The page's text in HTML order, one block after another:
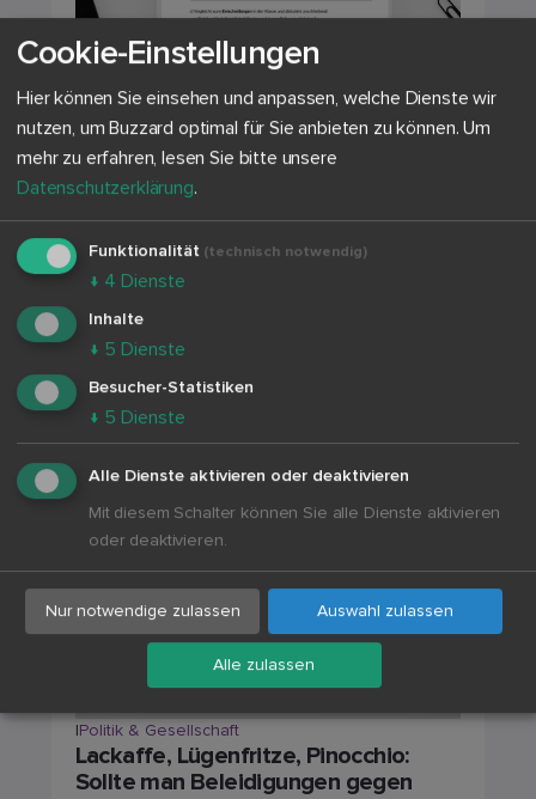
|Politik & Gesellschaft|Deutsch
Bundesjugendspiele: Wettkampf für
alle?
Sekundarstufe I
Klassen 8-10
Mehr erfahren
|Politik & Gesellschaft
Lackaffe, Lügenfritze, Pinocchio:
Sollte man Beleidigungen gegen
Cookie-Einstellungen
Hier können Sie einsehen und anpassen, welche Dienste wir
nutzen, um Buzzard optimal für Sie anbieten zu können. Um
mehr zu erfahren, lesen Sie bitte unsere
Datenschutzerklärung.
Funktionalität (technisch notwendig)
↓ 4 Dienste
Inhalte
↓ 5 Dienste
Besucher-Statistiken
↓ 5 Dienste
Alle Dienste aktivieren oder deaktivieren
Mit diesem Schalter können Sie alle Dienste aktivieren
oder deaktivieren.
Nur notwendige zulassen Auswahl zulassen
Alle zulassen